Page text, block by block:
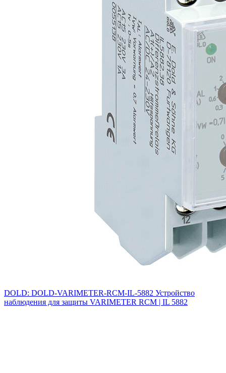
DOLD: DOLD-VARIMETER-RCM-IL-5882 Устройство
наблюдения для защиты VARIMETER RCM | IL 5882